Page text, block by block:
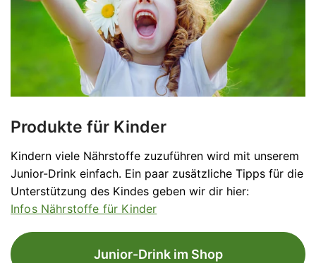
Produkte für Kinder
Kindern viele Nährstoffe zuzuführen wird mit unserem
Junior-Drink einfach. Ein paar zusätzliche Tipps für die
Unterstützung des Kindes geben wir dir hier:
Infos Nährstoffe für Kinder
Junior-Drink im Shop